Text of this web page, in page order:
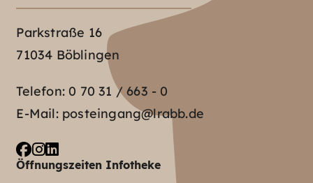
Parkstraße 16
71034 Böblingen
Telefon:0 70 31 / 663 - 0
E-Mail: posteingang@lrabb.de
Öffnungszeiten Infotheke